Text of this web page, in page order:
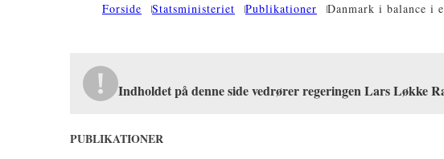
Forside Statsministeriet Publikationer Danmark i balance i
Indholdet på denne side vedrører regeringen Lars Løkke
PUBLIKATIONER